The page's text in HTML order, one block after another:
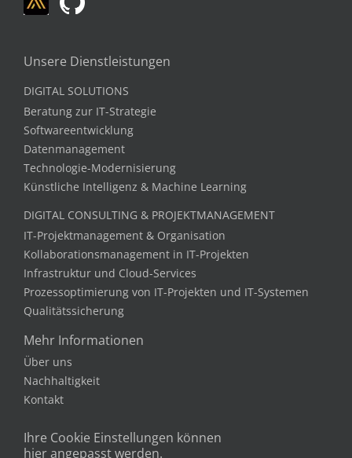
Unsere Dienstleistungen
Beratung zur IT-Strategie
Softwareentwicklung
Datenmanagement
Technologie-Modernisierung
Künstliche Intelligenz & Machine Learning
DIGITAL CONSULTING & PROJEKTMANAGEMENT
IT-Projektmanagement & Organisation
Kollaborationsmanagement in IT-Projekten
Infrastruktur und Cloud-Services
Prozessoptimierung von IT-Projekten und IT-Systemen
Qualitätssicherung
Mehr Informationen
Über uns
Nachhaltigkeit
Kontakt
Ihre Cookie Einstellungen können
hier angepasst werden.